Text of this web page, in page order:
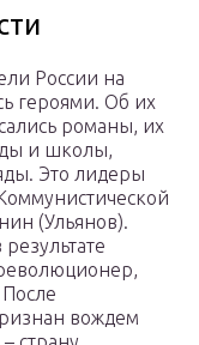
России на
героями. Об их
романы, их
и школы,
Это лидеры
(Ульянов).
вождем